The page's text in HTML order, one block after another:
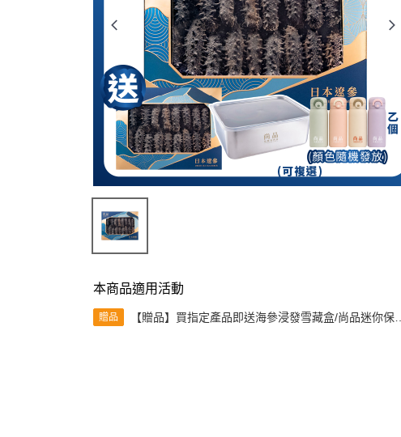
本商品適用活動
贈品
【贈品】買指定產品即送海參浸發雪藏盒/尚品迷你保溫